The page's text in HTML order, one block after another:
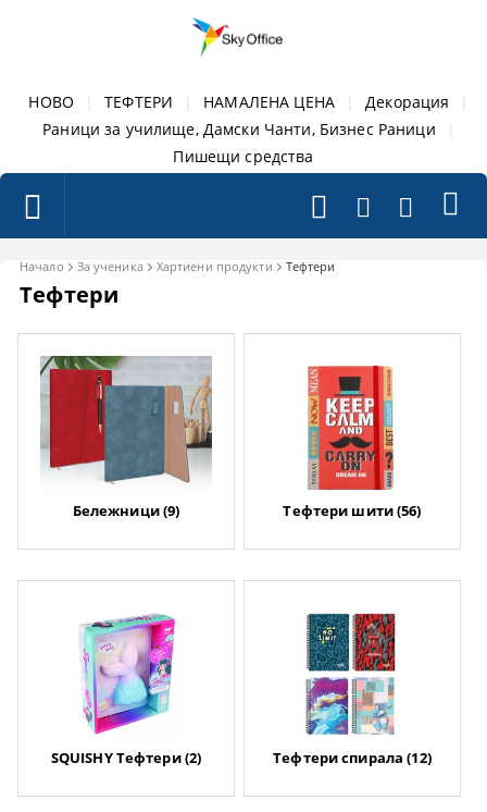
НОВО ТЕФТЕРИ НАМАЛЕНА ЦЕНА Декорация
Раници за училище, Дамски Чанти, Бизнес Раници
Пишещи средства
Начало За ученика Хартиени продукти Тефтери
Тефтери
Бележници (9) Тефтери шити (56)
SQUISHY Тефтери (2) Тефтери спирала (12)